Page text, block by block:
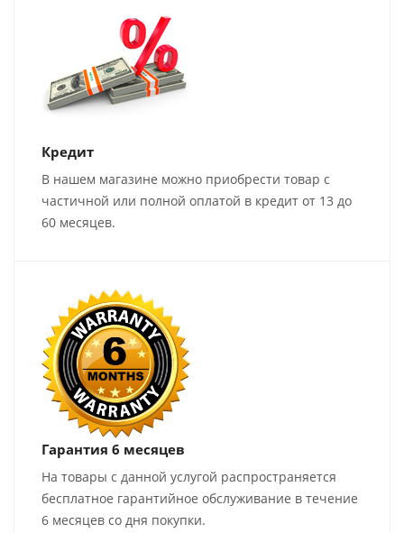
Кредит
В нашем магазине можно приобрести товар с
частичной или полной оплатой в кредит от 13 до
60 месяцев.
Гарантия 6 месяцев
На товары с данной услугой распространяется
бесплатное гарантийное обслуживание в течение
6 месяцев со дня покупки.